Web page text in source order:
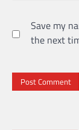
Save my
the next